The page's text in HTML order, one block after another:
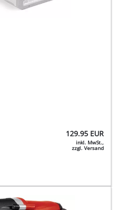
129.95 EUR
inkl. MwSt.,
zzgl. Versand